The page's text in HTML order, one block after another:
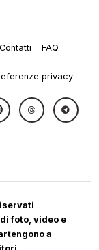
Contatti
FAQ
privacy
foto, video e
a